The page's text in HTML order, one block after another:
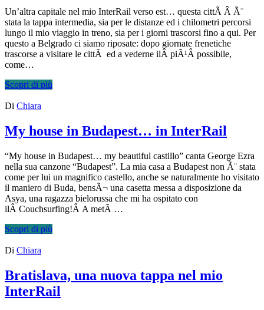
Un’altra capitale nel mio InterRail verso est… questa cittÃ Â Ã¨
stata la tappa intermedia, sia per le distanze ed i chilometri percorsi
lungo il mio viaggio in treno, sia per i giorni trascorsi fino a qui. Per
questo a Belgrado ci siamo riposate: dopo giornate frenetiche
trascorse a visitare le cittÃ ed a vederne ilÂ piÃ¹Â possibile,
come…
Scopri di più
Di Chiara
My house in Budapest… in InterRail
“My house in Budapest… my beautiful castillo” canta George Ezra
nella sua canzone “Budapest”. La mia casa a Budapest non Ã¨ stata
come per lui un magnifico castello, anche se naturalmente ho visitato
il maniero di Buda, bensÃ¬ una casetta messa a disposizione da
Asya, una ragazza bielorussa che mi ha ospitato con
ilÂ Couchsurfing!Â A metÃ …
Scopri di più
Di Chiara
Bratislava, una nuova tappa nel mio
InterRail